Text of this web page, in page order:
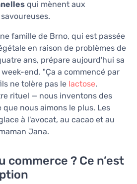
qui mènent aux
famille de Brno, qui est passée
en raison de problèmes de
ans, prépare aujourd'hui sa
end. "Ça a commencé par
ne tolère pas le lactose.
rituel — nous inventons des
nous aimons le plus. Les
à l'avocat, au cacao et au
Jana.
commerce ? Ce n’est